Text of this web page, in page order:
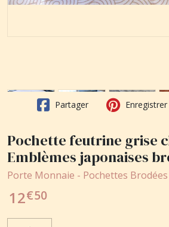
Partager Enregistrer
Pochette feutrine grise
Emblèmes japonaises
Porte Monnaie - Pochettes Brodées
12€50